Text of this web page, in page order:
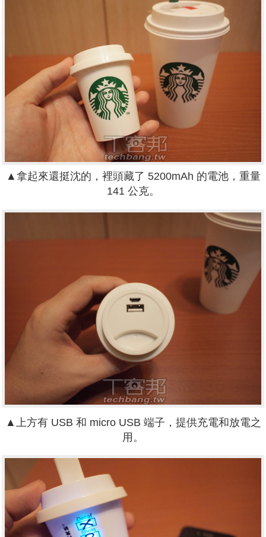
▲拿起來還挺沈的，裡頭藏了 5200mAh 的電池，重量
141 公克。
▲
上方有 USB 和 micro USB 端子，提供充電和放電之
用。